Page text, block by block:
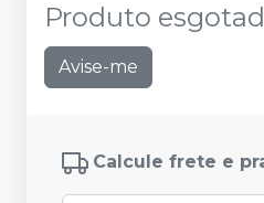
Produto
Avise-me
Calcule frete e